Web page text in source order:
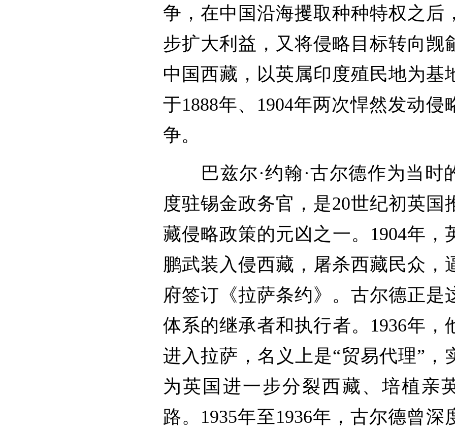
争，在中国沿海攫取种种特权之后
步扩大利益，又将侵略目标转向觊
中国西藏，以英属印度殖民地为基
于1888年、1904年两次悍然发动侵
争。
巴兹尔·约翰·古尔德作为当时
度驻锡金政务官，是20世纪初英国
藏侵略政策的元凶之一。1904年，
鹏武装入侵西藏，屠杀西藏民众，
府签订《拉萨条约》。古尔德正是
体系的继承者和执行者。1936年，
进入拉萨，名义上是“贸易代理”，
为英国进一步分裂西藏、培植亲
路。1935年至1936年，古尔德曾深